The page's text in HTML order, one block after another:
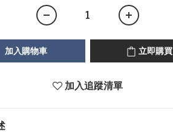
加入購物車 立即購買
加入追蹤清單